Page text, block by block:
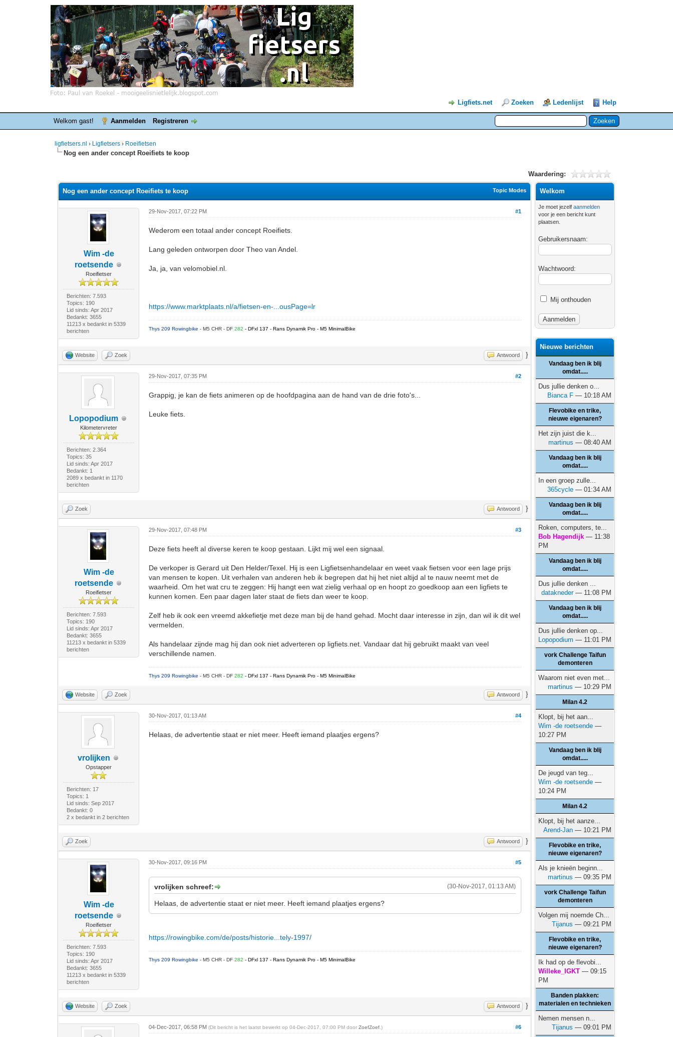
Ligfiets.net Zoeken Ledenlijst Help
Welkom gast! Aanmelden Registreren
ligfietsers.nl › Ligfietsers › Roeifietsen
Nog een ander concept Roeifiets te koop
Waardering:
Topic Modes
Nog een ander concept Roeifiets te koop
Wim -de
roetsende
Roeifietser
Berichten: 7.593
Topics: 190
Lid sinds: Apr 2017
Bedankt: 3655
11213 x bedankt in 5339
berichten
#1
29-Nov-2017, 07:22 PM
Wederom een totaal ander concept Roeifiets.
Lang geleden ontworpen door Theo van Andel.
Ja, ja, van velomobiel.nl.
https://www.marktplaats.nl/a/fietsen-en-...ousPage=lr
Thys 209 Rowingbike- M5 CHR - DF282- DFxl 137 - Rans Dynamik Pro - M5 MinimalBike
Website Zoek Antwoord }
Lopopodium
Kilometervreter
Berichten: 2.364
Topics: 35
Lid sinds: Apr 2017
Bedankt: 1
2089 x bedankt in 1170
berichten
#2
29-Nov-2017, 07:35 PM
Grappig, je kan de fiets animeren op de hoofdpagina aan de hand van de drie foto's...
Leuke fiets.
Zoek Antwoord }
Wim -de
roetsende
Roeifietser
Berichten: 7.593
Topics: 190
Lid sinds: Apr 2017
Bedankt: 3655
11213 x bedankt in 5339
berichten
#3
29-Nov-2017, 07:48 PM
Deze fiets heeft al diverse keren te koop gestaan. Lijkt mij wel een signaal.
De verkoper is Gerard uit Den Helder/Texel. Hij is een Ligfietsenhandelaar en weet vaak fietsen voor een lage prijs
van mensen te kopen. Uit verhalen van anderen heb ik begrepen dat hij het niet altijd al te nauw neemt met de
waarheid. Om het wat cru te zeggen: Hij hangt een wat zielig verhaal op en hoopt zo goedkoop aan een ligfiets te
kunnen komen. Een paar dagen later staat de fiets dan weer te koop.
Zelf heb ik ook een vreemd akkefietje met deze man bij de hand gehad. Mocht daar interesse in zijn, dan wil ik dit wel
vermelden.
Als handelaar zijnde mag hij dan ook niet adverteren op ligfiets.net. Vandaar dat hij gebruikt maakt van veel
verschillende namen.
Thys 209 Rowingbike- M5 CHR - DF282- DFxl 137 - Rans Dynamik Pro - M5 MinimalBike
Website Zoek Antwoord }
vrolijken
Opstapper
Berichten: 17
Topics: 1
Lid sinds: Sep 2017
Bedankt: 0
2 x bedankt in 2 berichten
#4
30-Nov-2017, 01:13 AM
Helaas, de advertentie staat er niet meer. Heeft iemand plaatjes ergens?
Zoek Antwoord }
Wim -de
roetsende
Roeifietser
Berichten: 7.593
Topics: 190
Lid sinds: Apr 2017
Bedankt: 3655
11213 x bedankt in 5339
berichten
#5
30-Nov-2017, 09:16 PM
(30-Nov-2017, 01:13 AM)
vrolijken schreef:
Helaas, de advertentie staat er niet meer. Heeft iemand plaatjes ergens?
https://rowingbike.com/de/posts/historie...tely-1997/
Thys 209 Rowingbike- M5 CHR - DF282- DFxl 137 - Rans Dynamik Pro - M5 MinimalBike
Website Zoek Antwoord }
#6
04-Dec-2017, 06:58 PM(Dit bericht is het laatst bewerkt op 04-Dec-2017, 07:00 PM doorZoefZoef .)
Welkom
Je moet jezelfaanmelden
voor je een bericht kunt
plaatsen.
Gebruikersnaam:
Wachtwoord:
Mij onthouden
Nieuwe berichten
Vandaag ben ik blij
omdat.....
Dus jullie denken o...
Bianca F — 10:18 AM
Flevobike en trike,
nieuwe eigenaren?
Het zijn juist die k...
martinus — 08:40 AM
Vandaag ben ik blij
omdat.....
In een groep zulle...
365cycle — 01:34 AM
Vandaag ben ik blij
omdat.....
Roken, computers, te...
Bob Hagendijk — 11:38
PM
Vandaag ben ik blij
omdat.....
Dus jullie denken ...
datakneder— 11:08 PM
Vandaag ben ik blij
omdat.....
Dus jullie denken op...
Lopopodium — 11:01 PM
vork Challenge Taifun
demonteren
Waarom niet even met...
martinus — 10:29 PM
Milan 4.2
Klopt, bij het aan...
Wim -de roetsende —
10:27 PM
Vandaag ben ik blij
omdat.....
De jeugd van teg...
Wim -de roetsende —
10:24 PM
Milan 4.2
Klopt, bij het aanze...
Arend-Jan — 10:21 PM
Flevobike en trike,
nieuwe eigenaren?
Als je knieën beginn...
martinus — 09:35 PM
vork Challenge Taifun
demonteren
Volgen mij noemde Ch...
Tijanus — 09:21 PM
Flevobike en trike,
nieuwe eigenaren?
Ik had op de flevobi...
Willeke_IGKT — 09:15
PM
Banden plakken:
materialen en technieken
Nemen mensen n...
Tijanus — 09:01 PM